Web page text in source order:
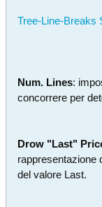
Tree-Line-Breaks
Num. Lines:
concorrere per
Drow "Last"
rappresentazione
del valore Last.